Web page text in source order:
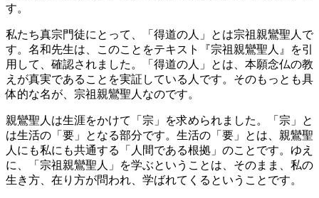
す。
私たち真宗門徒にとって、「得道の人」とは宗祖親鸞聖人で
す。名和先生は、このことをテキスト『宗祖親鸞聖人』を引
用して、確認されました。「得道の人」とは、本願念仏の教
えが真実であることを実証している人です。そのもっとも具
体的な名が、宗祖親鸞聖人なのです。
親鸞聖人は生涯をかけて「宗」を求められました。「宗」と
は生活の「要」となる部分です。生活の「要」とは、親鸞聖
人にも私にも共通する「人間である根拠」のことです。ゆえ
に、「宗祖親鸞聖人」を学ぶということは、そのまま、私の
生き方、在り方が問われ、学ばれてくるということです。